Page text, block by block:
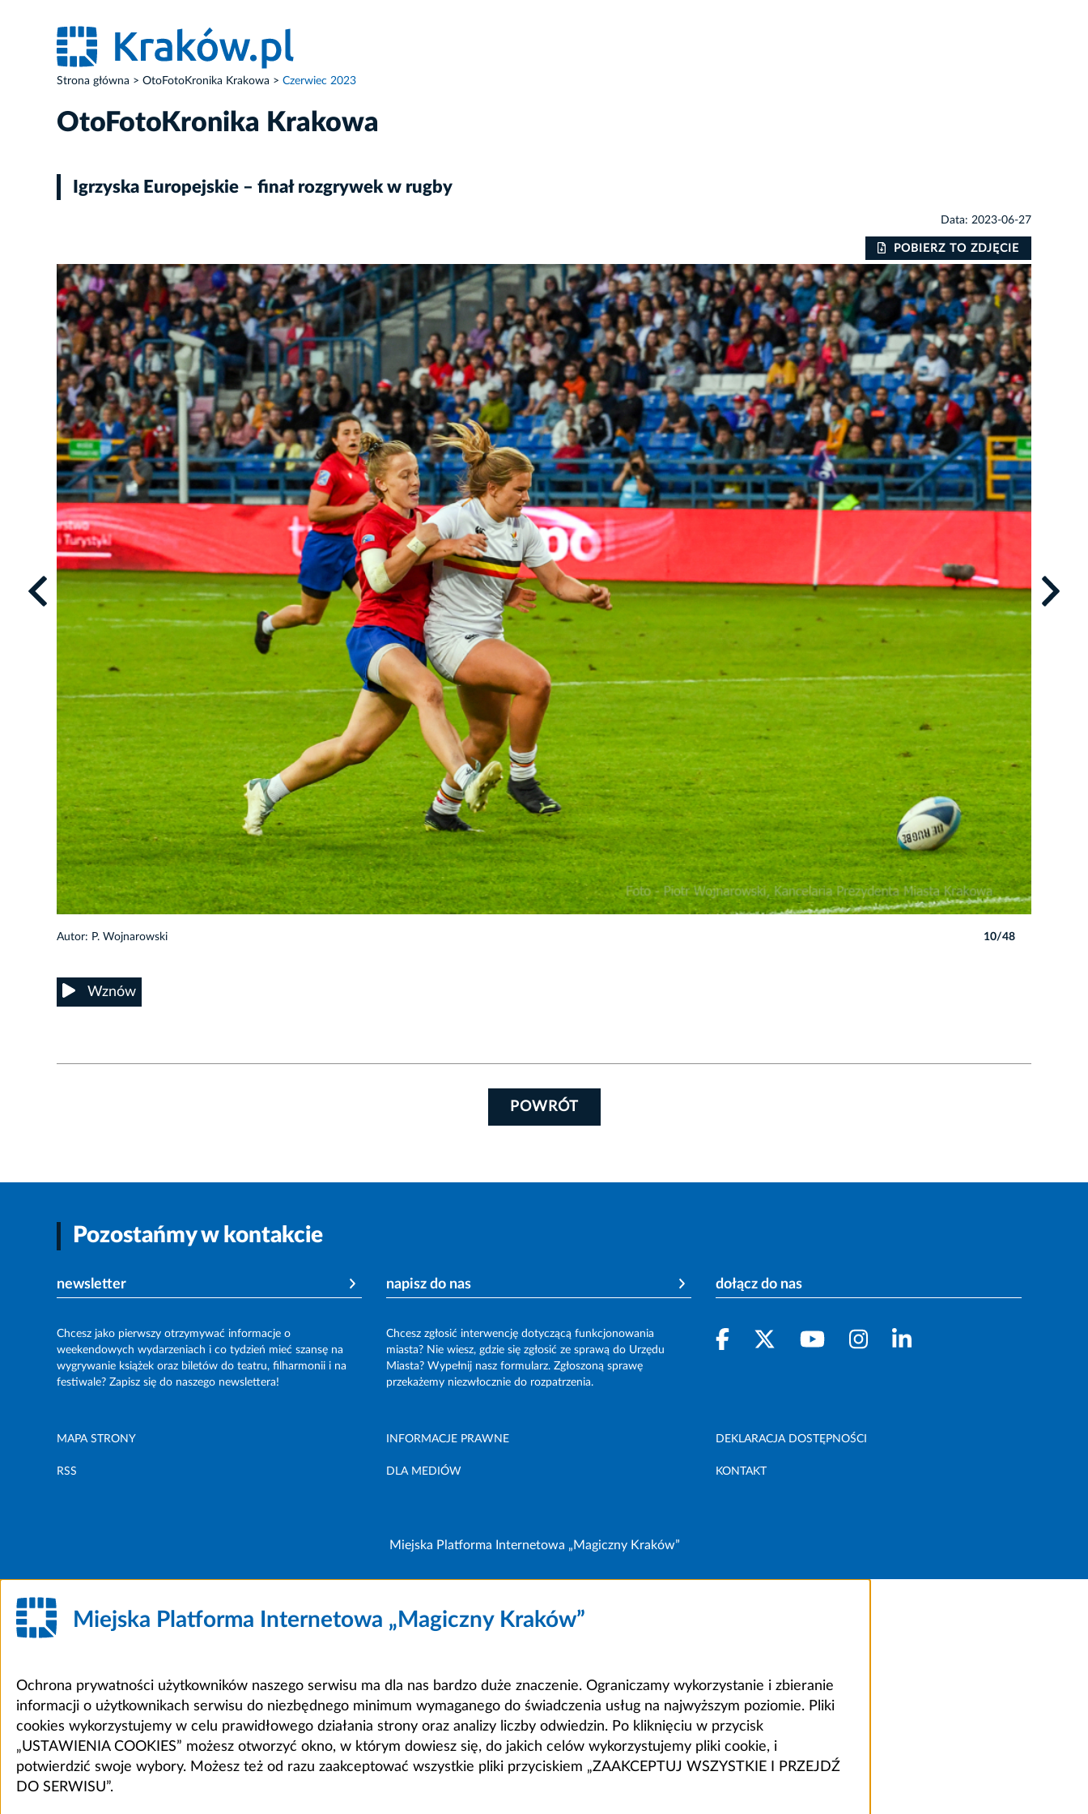
Strona główna OtoFotoKronika Krakowa Czerwiec 2023
OtoFotoKronika Krakowa
Igrzyska Europejskie – finał rozgrywek w rugby
Data: 2023-06-27
POBIERZ TO ZDJĘCIE
Autor: P. Wojnarowski 10/48
Wznów
POWRÓT
Pozostańmy w kontakcie
newsletter
Chcesz jako pierwszy otrzymywać informacje o
weekendowych wydarzeniach i co tydzień mieć szansę na
wygrywanie książek oraz biletów do teatru, filharmonii i na
festiwale? Zapisz się do naszego newslettera!
napisz do nas
Chcesz zgłosić interwencję dotyczącą funkcjonowania
miasta? Nie wiesz, gdzie się zgłosić ze sprawą do Urzędu
Miasta? Wypełnij nasz formularz. Zgłoszoną sprawę
przekażemy niezwłocznie do rozpatrzenia.
dołącz do nas
MAPA STRONY INFORMACJE PRAWNE DEKLARACJA DOSTĘPNOŚCI
RSS DLA MEDIÓW KONTAKT
Miejska Platforma Internetowa „Magiczny Kraków”
Miejska Platforma Internetowa „Magiczny Kraków”
Ochrona prywatności użytkowników naszego serwisu ma dla nas bardzo duże znaczenie. Ograniczamy wykorzystanie i zbieranie
informacji o użytkownikach serwisu do niezbędnego minimum wymaganego do świadczenia usług na najwyższym poziomie. Pliki
cookies wykorzystujemy w celu prawidłowego działania strony oraz analizy liczby odwiedzin. Po kliknięciu w przycisk
„USTAWIENIA COOKIES” możesz otworzyć okno, w którym dowiesz się, do jakich celów wykorzystujemy pliki cookie, i
potwierdzić swoje wybory. Możesz też od razu zaakceptować wszystkie pliki przyciskiem „ZAAKCEPTUJ WSZYSTKIE I PRZEJDŹ
DO SERWISU”.